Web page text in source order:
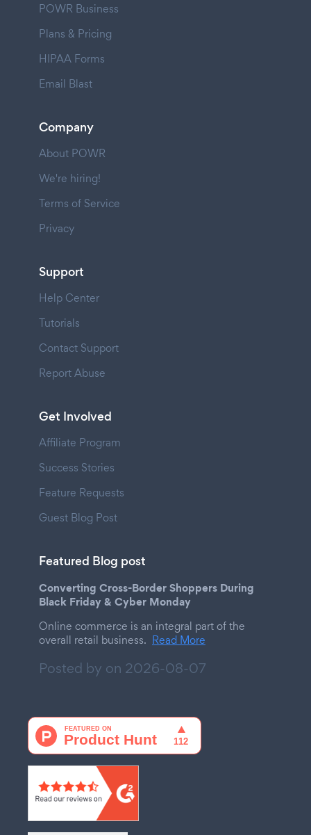
POWR Business
Plans & Pricing
HIPAA Forms
Email Blast
Company
About POWR
We're hiring!
Terms of Service
Privacy
Support
Help Center
Tutorials
Contact Support
Report Abuse
Get Involved
Affiliate Program
Success Stories
Feature Requests
Guest Blog Post
Featured Blog post
Converting Cross-Border Shoppers During
Black Friday & Cyber Monday
Online commerce is an integral part of the
overall retail business. Read More
Posted by on 2026-08-07